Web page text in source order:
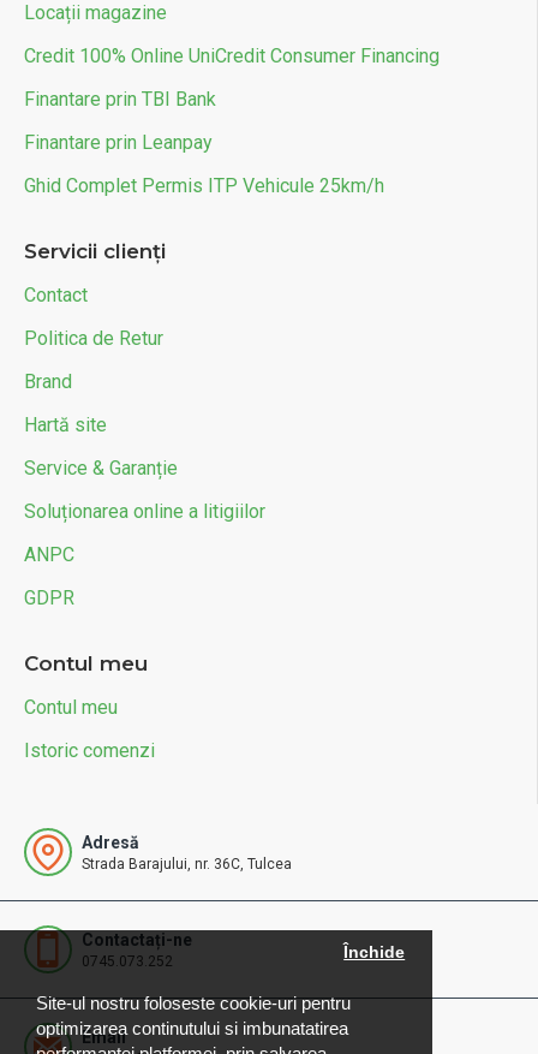
Site-ul nostru foloseste cookie-uri pentru
optimizarea continutului si imbunatatirea
Închide
Locații magazine
Credit 100% Online UniCredit Consumer Financing
Finantare prin TBI Bank
Finantare prin Leanpay
Ghid Complet Permis ITP Vehicule 25km/h
Servicii clienți
Contact
Politica de Retur
Brand
Hartă site
Service & Garanție
Soluționarea online a litigiilor
ANPC
GDPR
Contul meu
Contul meu
Istoric comenzi
Adresă
Strada Barajului, nr. 36C, Tulcea
Contactați-ne
0745.073.252
Email